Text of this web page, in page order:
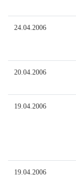
24.04.2006
20.04.2006
19.04.2006
19.04.2006